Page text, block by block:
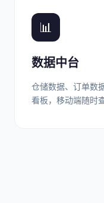
📊
数据中台
仓储数据、订单数
看板，移动端随时